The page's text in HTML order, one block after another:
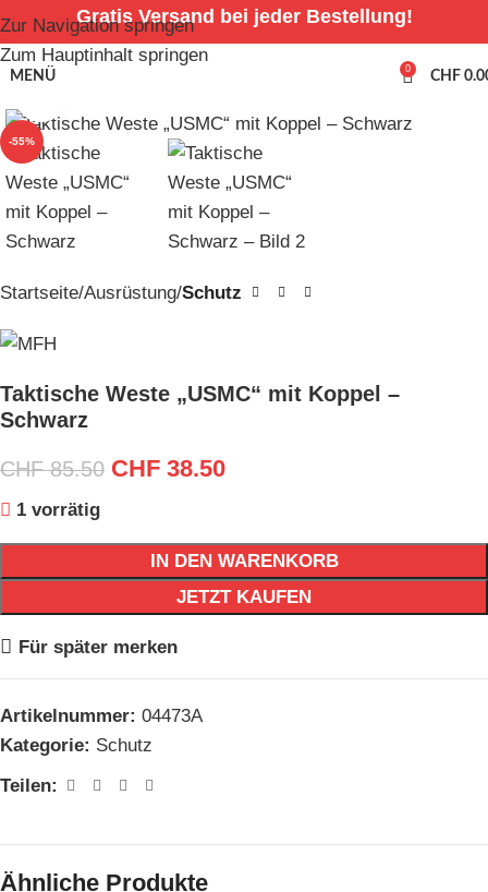
Zur Navigation springen
Zum Hauptinhalt springen
Gratis Versand bei jeder Bestellung!
MENÜ 0 CHF
-55%
Startseite Ausrüstung Schutz
Taktische Weste „USMC“ mit Koppel –
Schwarz
CHF85.50 CHF 38.50
1 vorrätig
IN DEN WARENKORB
JETZT KAUFEN
Für später merken
Artikelnummer: 04473A
Kategorie: Schutz
Teilen:
Ähnliche Produkte